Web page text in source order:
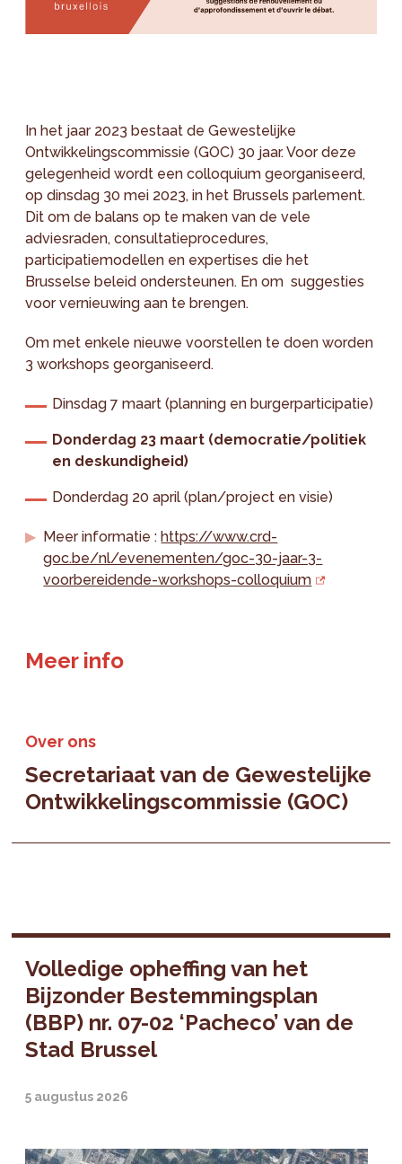
In het jaar 2023 bestaat de Gewestelijke
Ontwikkelingscommissie (GOC) 30 jaar. Voor deze
gelegenheid wordt een colloquium georganiseerd,
op dinsdag 30 mei 2023, in het Brussels parlement.
Dit om de balans op te maken van de vele
adviesraden, consultatieprocedures,
participatiemodellen en expertises die het
Brusselse beleid ondersteunen. En om suggesties
voor vernieuwing aan te brengen.
Om met enkele nieuwe voorstellen te doen worden
3 workshops georganiseerd.
Dinsdag 7 maart (planning en burgerparticipatie)
Donderdag 23 maart (democratie/politiek
en deskundigheid)
Donderdag 20 april (plan/project en visie)
Meer informatie :https://www.crd-
goc.be/nl/evenementen/goc-30-jaar-3-
voorbereidende-workshops-colloquium
Meer info
Over ons
Secretariaat van de Gewestelijke
Ontwikkelingscommissie (GOC)
Volledige opheffing van het
Bijzonder Bestemmingsplan
(BBP) nr. 07-02 ‘Pacheco’ van de
Stad Brussel
5 augustus 2026